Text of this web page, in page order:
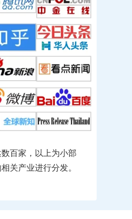
百家，以上为小部
关产业进行分发。